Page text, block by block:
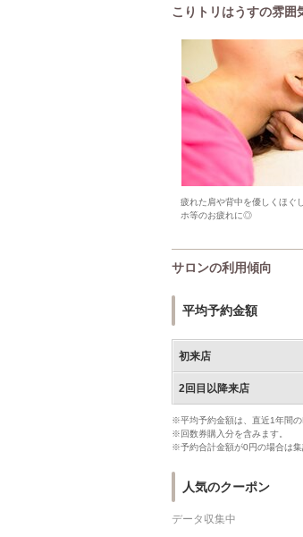
こりトリはうすの雰囲
疲れた肩や背中を優しくほぐ
ホ等のお疲れに◎
サロンの利用傾向
平均予約金額
初来店
2回目以降来店
※平均予約金額は、直近1年間
※回数券購入分を含みます。
※予約合計金額が0円の場合は集
人気のクーポン
データ収集中